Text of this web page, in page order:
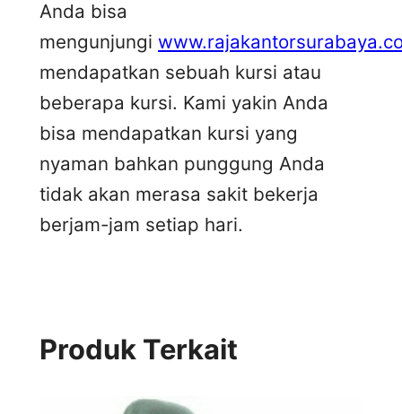
Anda bisa
mengunjungi
mendapatkan sebuah kursi atau
beberapa kursi. Kami yakin Anda
bisa mendapatkan kursi yang
nyaman bahkan punggung Anda
tidak akan merasa sakit bekerja
berjam-jam setiap hari.
Produk Terkait